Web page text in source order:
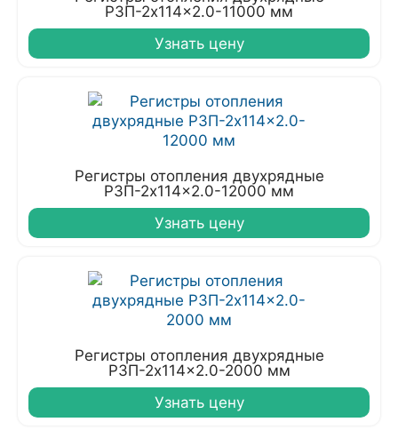
РЗП-2x114x2.0-11000 мм
Узнать цену
Регистры отопления двухрядные
РЗП-2x114x2.0-12000 мм
Узнать цену
Регистры отопления двухрядные
РЗП-2x114x2.0-2000 мм
Узнать цену